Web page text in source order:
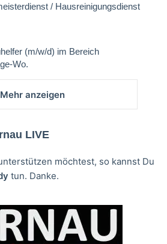
/ Hausreinigungsdienst
(m/w/d) im Bereich
Wo.
Mehr anzeigen
LIVE
möchtest, so kannst Du
tun. Danke.